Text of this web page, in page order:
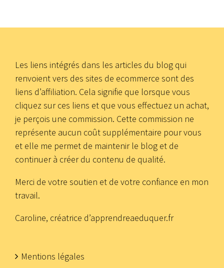
Les liens intégrés dans les articles du blog qui
renvoient vers des sites de ecommerce sont des
liens d’affiliation. Cela signifie que lorsque vous
cliquez sur ces liens et que vous effectuez un achat,
je perçois une commission. Cette commission ne
représente aucun coût supplémentaire pour vous
et elle me permet de maintenir le blog et de
continuer à créer du contenu de qualité.
Merci de votre soutien et de votre confiance en mon
travail.
Caroline, créatrice d’apprendreaeduquer.fr
Mentions légales